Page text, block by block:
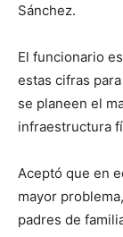
Sánchez.
El funcionario
estas cifras
se planeen el
infraestructura
Aceptó que en
mayor
padres de